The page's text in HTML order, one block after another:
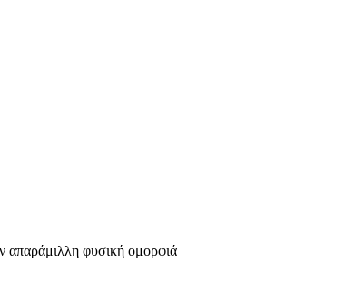
απαράμιλλη φυσική ομορφιά